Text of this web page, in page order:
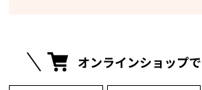
オンラインショップ